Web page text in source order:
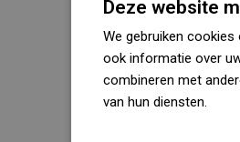
Deze website
We gebruiken
ook informatie over
combineren met
van hun diensten.